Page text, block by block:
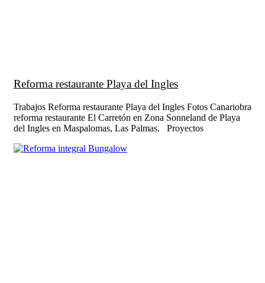
Reforma restaurante Playa del Ingles
Trabajos Reforma restaurante Playa del Ingles Fotos Canariobra
reforma restaurante El Carretón en Zona Sonneland de Playa
del Ingles en Maspalomas, Las Palmas. Proyectos